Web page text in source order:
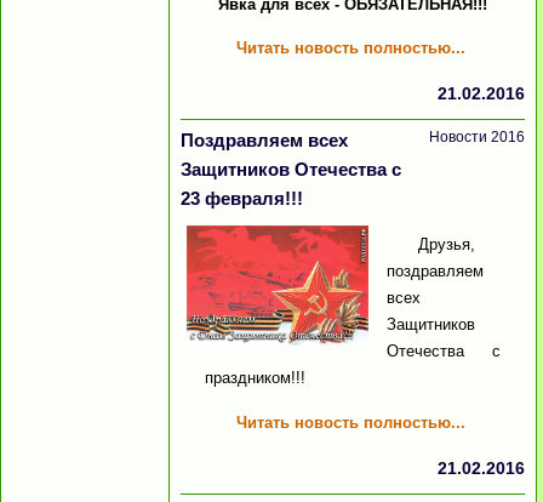
Явка для всех - ОБЯЗАТЕЛЬНАЯ!!!
Читать новость полностью...
21.02.2016
Поздравляем всех
Защитников Отечества с
23 февраля!!!
Новости 2016
Друзья,
поздравляем
всех
Защитников
Отечества с
праздником!!!
Читать новость полностью...
21.02.2016